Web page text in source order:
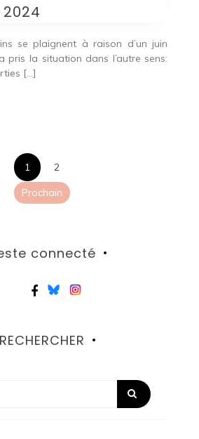
se plaignent à raison d’un juin
pris la situation dans l’autre sens:
[…]
Pagination
des
1
2
Prochain
connecté
RECHERCHER